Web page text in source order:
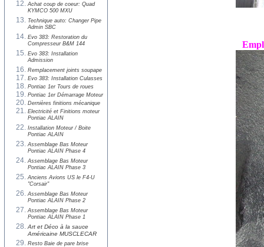
Achat coup de coeur: Quad
KYMCO 500 MXU
Technique auto: Changer Pipe
Admin SBC
Evo 383: Restoration du
Compresseur B&M 144
Evo 383: Installation
Admission
Remplacement joints soupape
Evo 383: Installation Culasses
Pontiac 1er Tours de roues
Pontiac 1er Démarrage Moteur
Dernières finitions mécanique
Electricité et Finitions moteur
Pontiac ALAIN
Installation Moteur / Boite
Pontiac ALAIN
Assemblage Bas Moteur
Pontiac ALAIN Phase 4
Assemblage Bas Moteur
Pontiac ALAIN Phase 3
Anciens Avions US le F4-U
"Corsair"
Assemblage Bas Moteur
Pontiac ALAIN Phase 2
Assemblage Bas Moteur
Pontiac ALAIN Phase 1
Art et Déco à la sauce
Américaine MUSCLECAR
Resto Baie de pare brise